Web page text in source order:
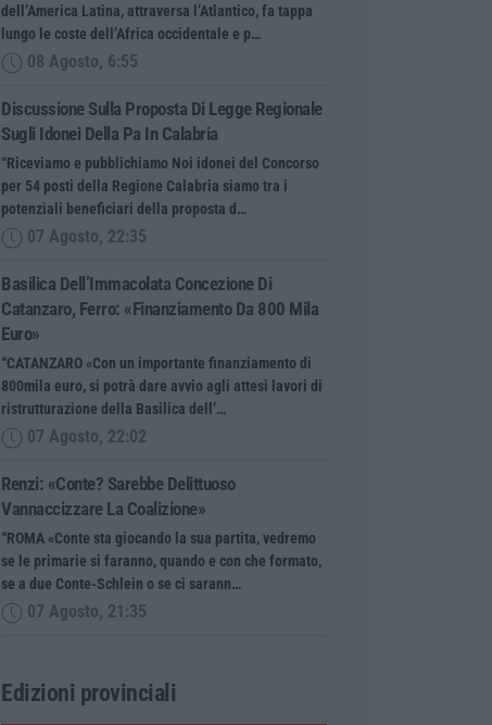
dell’America Latina, attraversa l’Atlantico, fa tappa
lungo le coste dell’Africa occidentale e p…
08 Agosto, 6:55
Discussione Sulla Proposta Di Legge Regionale
Sugli Idonei Della Pa In Calabria
“Riceviamo e pubblichiamo Noi idonei del Concorso
per 54 posti della Regione Calabria siamo tra i
potenziali beneficiari della proposta d…
07 Agosto, 22:35
Basilica Dell’Immacolata Concezione Di
Catanzaro, Ferro: «finanziamento Da 800 Mila
Euro»
“CATANZARO «Con un importante finanziamento di
800mila euro, si potrà dare avvio agli attesi lavori di
ristrutturazione della Basilica dell’…
07 Agosto, 22:02
Renzi: «Conte? Sarebbe Delittuoso
Vannaccizzare La Coalizione»
“ROMA «Conte sta giocando la sua partita, vedremo
se le primarie si faranno, quando e con che formato,
se a due Conte-Schlein o se ci sarann…
07 Agosto, 21:35
Edizioni provinciali